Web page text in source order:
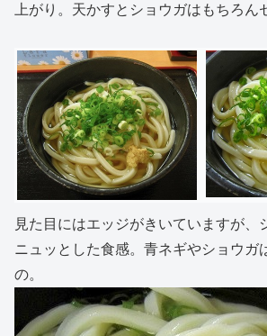
上がり。天かすとショウガはもちろん
見た目にはエッジがきいていますが、
ニュッとした食感。青ネギやショウガ
の。